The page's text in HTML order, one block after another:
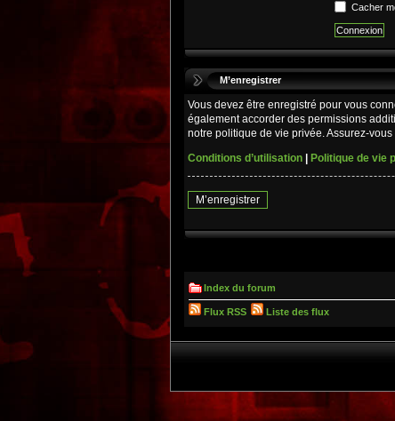
Cacher
M’enregistrer
Vous devez être enregistré pour vous
également accorder des permissions
notre politique de vie privée. Assurez-
Conditions d’utilisation
Politique de vie
M’enregistrer
Index du forum
Flux RSS Liste des flux